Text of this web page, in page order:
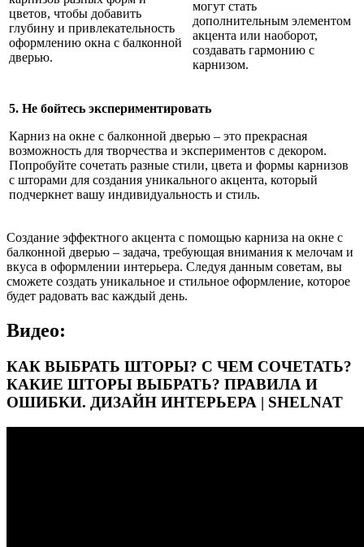
цветов, чтобы добавить
глубину и привлекательность
оформлению окна с балконной
дверью.
могут стать
дополнительным элементом
акцента или наоборот,
создавать гармонию с
карнизом.
5. Не бойтесь экспериментировать
Карниз на окне с балконной дверью – это прекрасная
возможность для творчества и экспериментов с декором.
Попробуйте сочетать разные стили, цвета и формы карнизов
с шторами для создания уникального акцента, который
подчеркнет вашу индивидуальность и стиль.
Создание эффектного акцента с помощью карниза на окне с
балконной дверью – задача, требующая внимания к мелочам и
вкуса в оформлении интерьера. Следуя данным советам, вы
сможете создать уникальное и стильное оформление, которое
будет радовать вас каждый день.
Видео:
КАК ВЫБРАТЬ ШТОРЫ? С ЧЕМ СОЧЕТАТЬ?
КАКИЕ ШТОРЫ ВЫБРАТЬ? ПРАВИЛА И
ОШИБКИ. ДИЗАЙН ИНТЕРЬЕРА | SHELNAT